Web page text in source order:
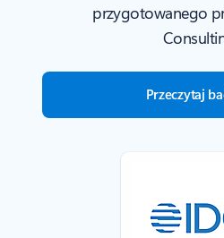
przygotowanego
Przeczytaj